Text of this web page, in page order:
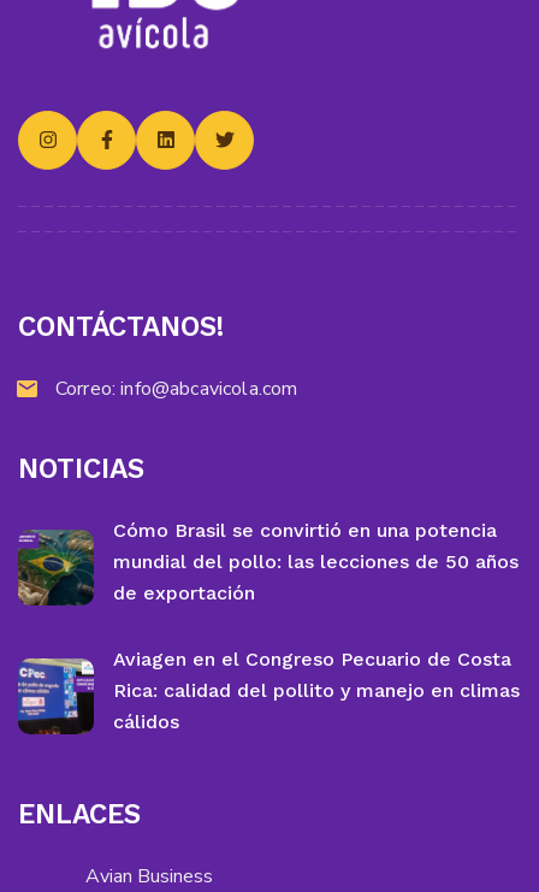
CONTÁCTANOS!
Correo:info@abcavicola.com
NOTICIAS
Cómo Brasil se convirtió en una potencia
mundial del pollo: las lecciones de 50 años
de exportación
Aviagen en el Congreso Pecuario de Costa
Rica: calidad del pollito y manejo en climas
cálidos
ENLACES
Avian Business